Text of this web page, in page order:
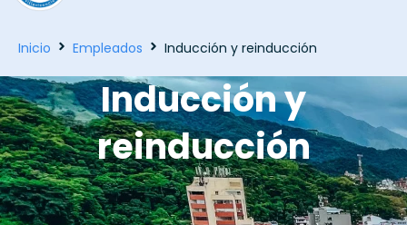
Inicio Empleados Inducción y reinducción
Inducción y
reinducción